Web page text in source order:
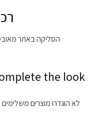
הסליקה באתר
the look
לא הוגדרו מוצרים